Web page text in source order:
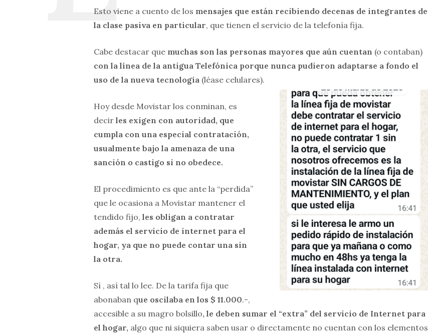
Esto viene a cuento de los mensajes que están recibiendo decenas de integrantes de
la clase pasiva en particular, que tienen el servicio de la telefonía fija.
Cabe destacar que muchas son las personas mayores que aún cuentan (o contaban)
con la línea de la antigua Telefónica porque nunca pudieron adaptarse a fondo el
uso de la nueva tecnología (léase celulares).
Hoy desde Movistar los conminan, es
decir les exigen con autoridad, que
cumpla con una especial contratación,
usualmente bajo la amenaza de una
sanción o castigo si no obedece.
El procedimiento es que ante la “perdida”
que le ocasiona a Movistar mantener el
tendido fijo, les obligan a contratar
además el servicio de internet para el
hogar, ya que no puede contar una sin
la otra.
Sí , así tal lo lee. De la tarifa fija que
abonaban que oscilaba en los $ 11.000.-,
accesible a su magro bolsillo, le deben sumar el “extra” del servicio de Internet para
el hogar, algo que ni siquiera saben usar o directamente no cuentan con los elementos